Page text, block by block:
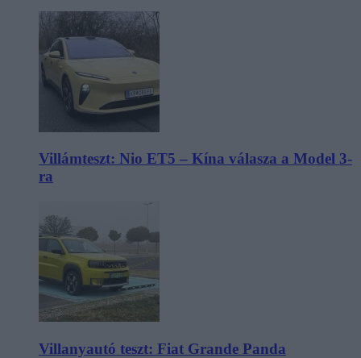
Villámteszt: Nio ET5 – Kína válasza a Model 3-
ra
Villanyautó teszt: Fiat Grande Panda